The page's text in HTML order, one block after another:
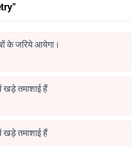
के जरिये आयेगा।
खड़े तमाशाई हैं
खड़े तमाशाई हैं